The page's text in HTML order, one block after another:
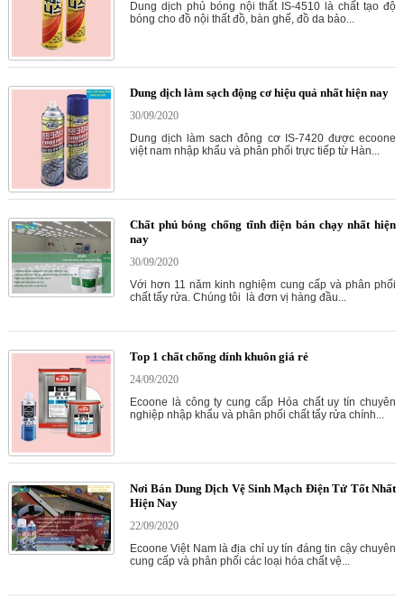
Dung dịch phủ bóng nội thất IS-4510 là chất tạo độ
bóng cho đồ nội thất đồ, bàn ghế, đồ da bảo...
Dung dịch làm sạch động cơ hiệu quả nhất hiện nay
30/09/2020
Dung dịch làm sach đông cơ IS-7420 được ecoone
việt nam nhập khẩu và phân phối trực tiếp từ Hàn...
Chất phủ bóng chống tĩnh điện bán chạy nhất hiện
nay
30/09/2020
Với hơn 11 năm kinh nghiệm cung cấp và phân phối
chất tẩy rửa. Chúng tôi là đơn vị hàng đầu...
Top 1 chất chống dính khuôn giá rẻ
24/09/2020
Ecoone là công ty cung cấp Hóa chất uy tín chuyên
nghiệp nhập khẩu và phân phối chất tẩy rửa chính...
Nơi Bán Dung Dịch Vệ Sinh Mạch Điện Tử Tốt Nhất
Hiện Nay
22/09/2020
Ecoone Việt Nam là địa chỉ uy tín đáng tin cậy chuyên
cung cấp và phân phối các loại hóa chất vệ...